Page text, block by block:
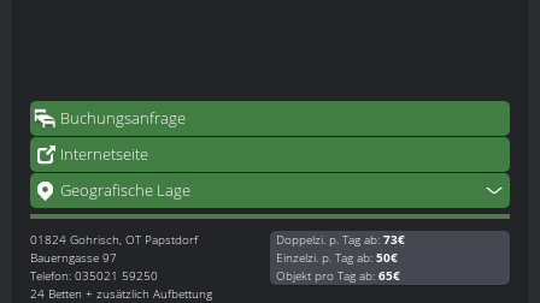
Buchungsanfrage
Internetseite
Geografische Lage
01824 Gohrisch, OT Papstdorf
Bauerngasse 97
Telefon: 035021 59250
24 Betten + zusätzlich Aufbettung
Doppelzi. p. Tag ab: 73€
Einzelzi. p. Tag ab: 50€
Objekt pro Tag ab: 65€